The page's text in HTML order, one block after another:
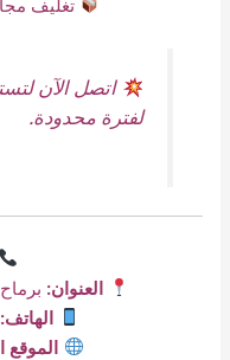
اتصل الآن
لفترة محدودة.
العنوان:
الهاتف:
الموقع